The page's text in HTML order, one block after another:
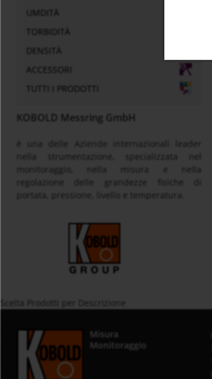
UMDITÀ
TORBIDITÀ
DENSITÀ
ACCESSORI
TUTTI I PRODOTTI
KOBOLD Messring GmbH
è una delle Aziende internazionali leader
monitoraggio, nella misura e nella
regolazione delle grandezze fisiche di
portata, pressione, livello e temperatura.
Misura
Monitoraggio